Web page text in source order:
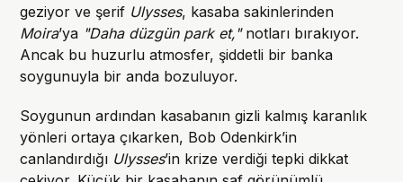
geziyor ve şerif Ulysses, kasaba sakinlerinden
Moira’ya "Daha düzgün park et,"notları bırakıyor.
Ancak bu huzurlu atmosfer, şiddetli bir banka
soygunuyla bir anda bozuluyor.
Soygunun ardından kasabanın gizli kalmış karanlık
yönleri ortaya çıkarken, Bob Odenkirk’in
canlandırdığı Ulysses’in krize verdiği tepki dikkat